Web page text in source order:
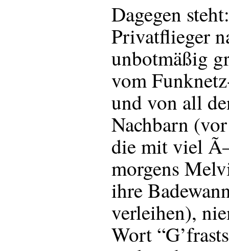
Dagegen
Privatflieger
unbotmäßig
vom
und von all
Nachbarn
die mit viel
morgens
ihre
verleihen),
Wort